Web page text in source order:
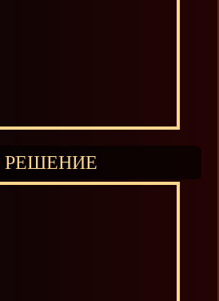
РЕШЕНИЕ